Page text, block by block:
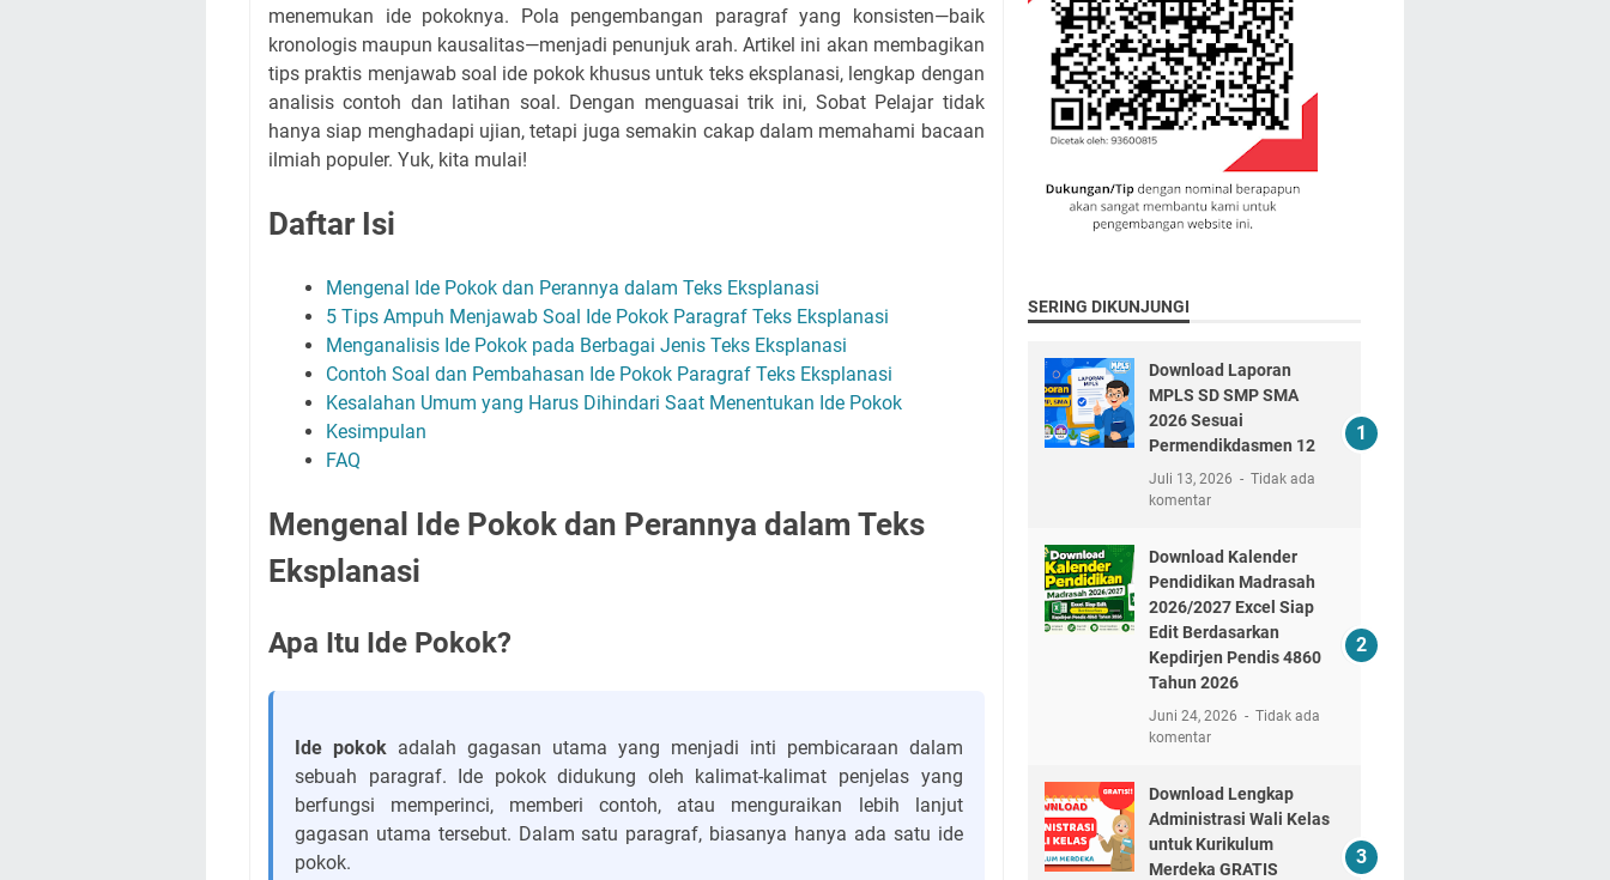
menemukan ide pokoknya. Pola pengembangan paragraf yang konsisten—baik
kronologis maupun kausalitas—menjadi penunjuk arah. Artikel ini akan membagikan
tips praktis menjawab soal ide pokok khusus untuk teks eksplanasi, lengkap dengan
analisis contoh dan latihan soal. Dengan menguasai trik ini, Sobat Pelajar tidak
hanya siap menghadapi ujian, tetapi juga semakin cakap dalam memahami bacaan
ilmiah populer. Yuk, kita mulai!
Daftar Isi
Mengenal Ide Pokok dan Perannya dalam Teks Eksplanasi
5 Tips Ampuh Menjawab Soal Ide Pokok Paragraf Teks Eksplanasi
Menganalisis Ide Pokok pada Berbagai Jenis Teks Eksplanasi
Contoh Soal dan Pembahasan Ide Pokok Paragraf Teks Eksplanasi
Kesalahan Umum yang Harus Dihindari Saat Menentukan Ide Pokok
Kesimpulan
FAQ
Mengenal Ide Pokok dan Perannya dalam Teks
Eksplanasi
Apa Itu Ide Pokok?
Ide pokok adalah gagasan utama yang menjadi inti pembicaraan dalam
sebuah paragraf. Ide pokok didukung oleh kalimat-kalimat penjelas yang
berfungsi memperinci, memberi contoh, atau menguraikan lebih lanjut
gagasan utama tersebut. Dalam satu paragraf, biasanya hanya ada satu ide
pokok.
SERING DIKUNJUNGI
Download Laporan
MPLS SD SMP SMA
2026 Sesuai
Permendikdasmen 12
Juli 13, 2026
Tidak ada
komentar
Download Kalender
Pendidikan Madrasah
2026/2027 Excel Siap
Edit Berdasarkan
Kepdirjen Pendis 4860
Tahun 2026
Juni 24, 2026
Tidak ada
komentar
Download Lengkap
Administrasi Wali Kelas
untuk Kurikulum
Merdeka GRATIS